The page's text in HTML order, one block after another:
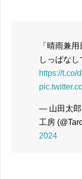
「晴雨兼
しっぱなし
https://t.co/
— 山田太郎
工房
2024